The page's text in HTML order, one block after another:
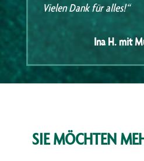
Vielen Dank für alles!“
Ina H. mit
SIE MÖCHTEN